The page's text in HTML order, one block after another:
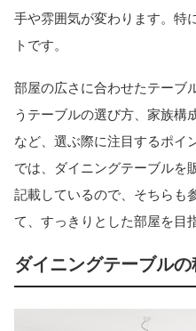
手や雰囲気が変わります。特
トです。
部屋の広さに合わせたテーブ
うテーブルの選び方、家族構
など、選ぶ際に注目するポイ
では、ダイニングテーブルを
記載しているので、そちらも
て、すっきりとした部屋を目
ダイニングテーブルの